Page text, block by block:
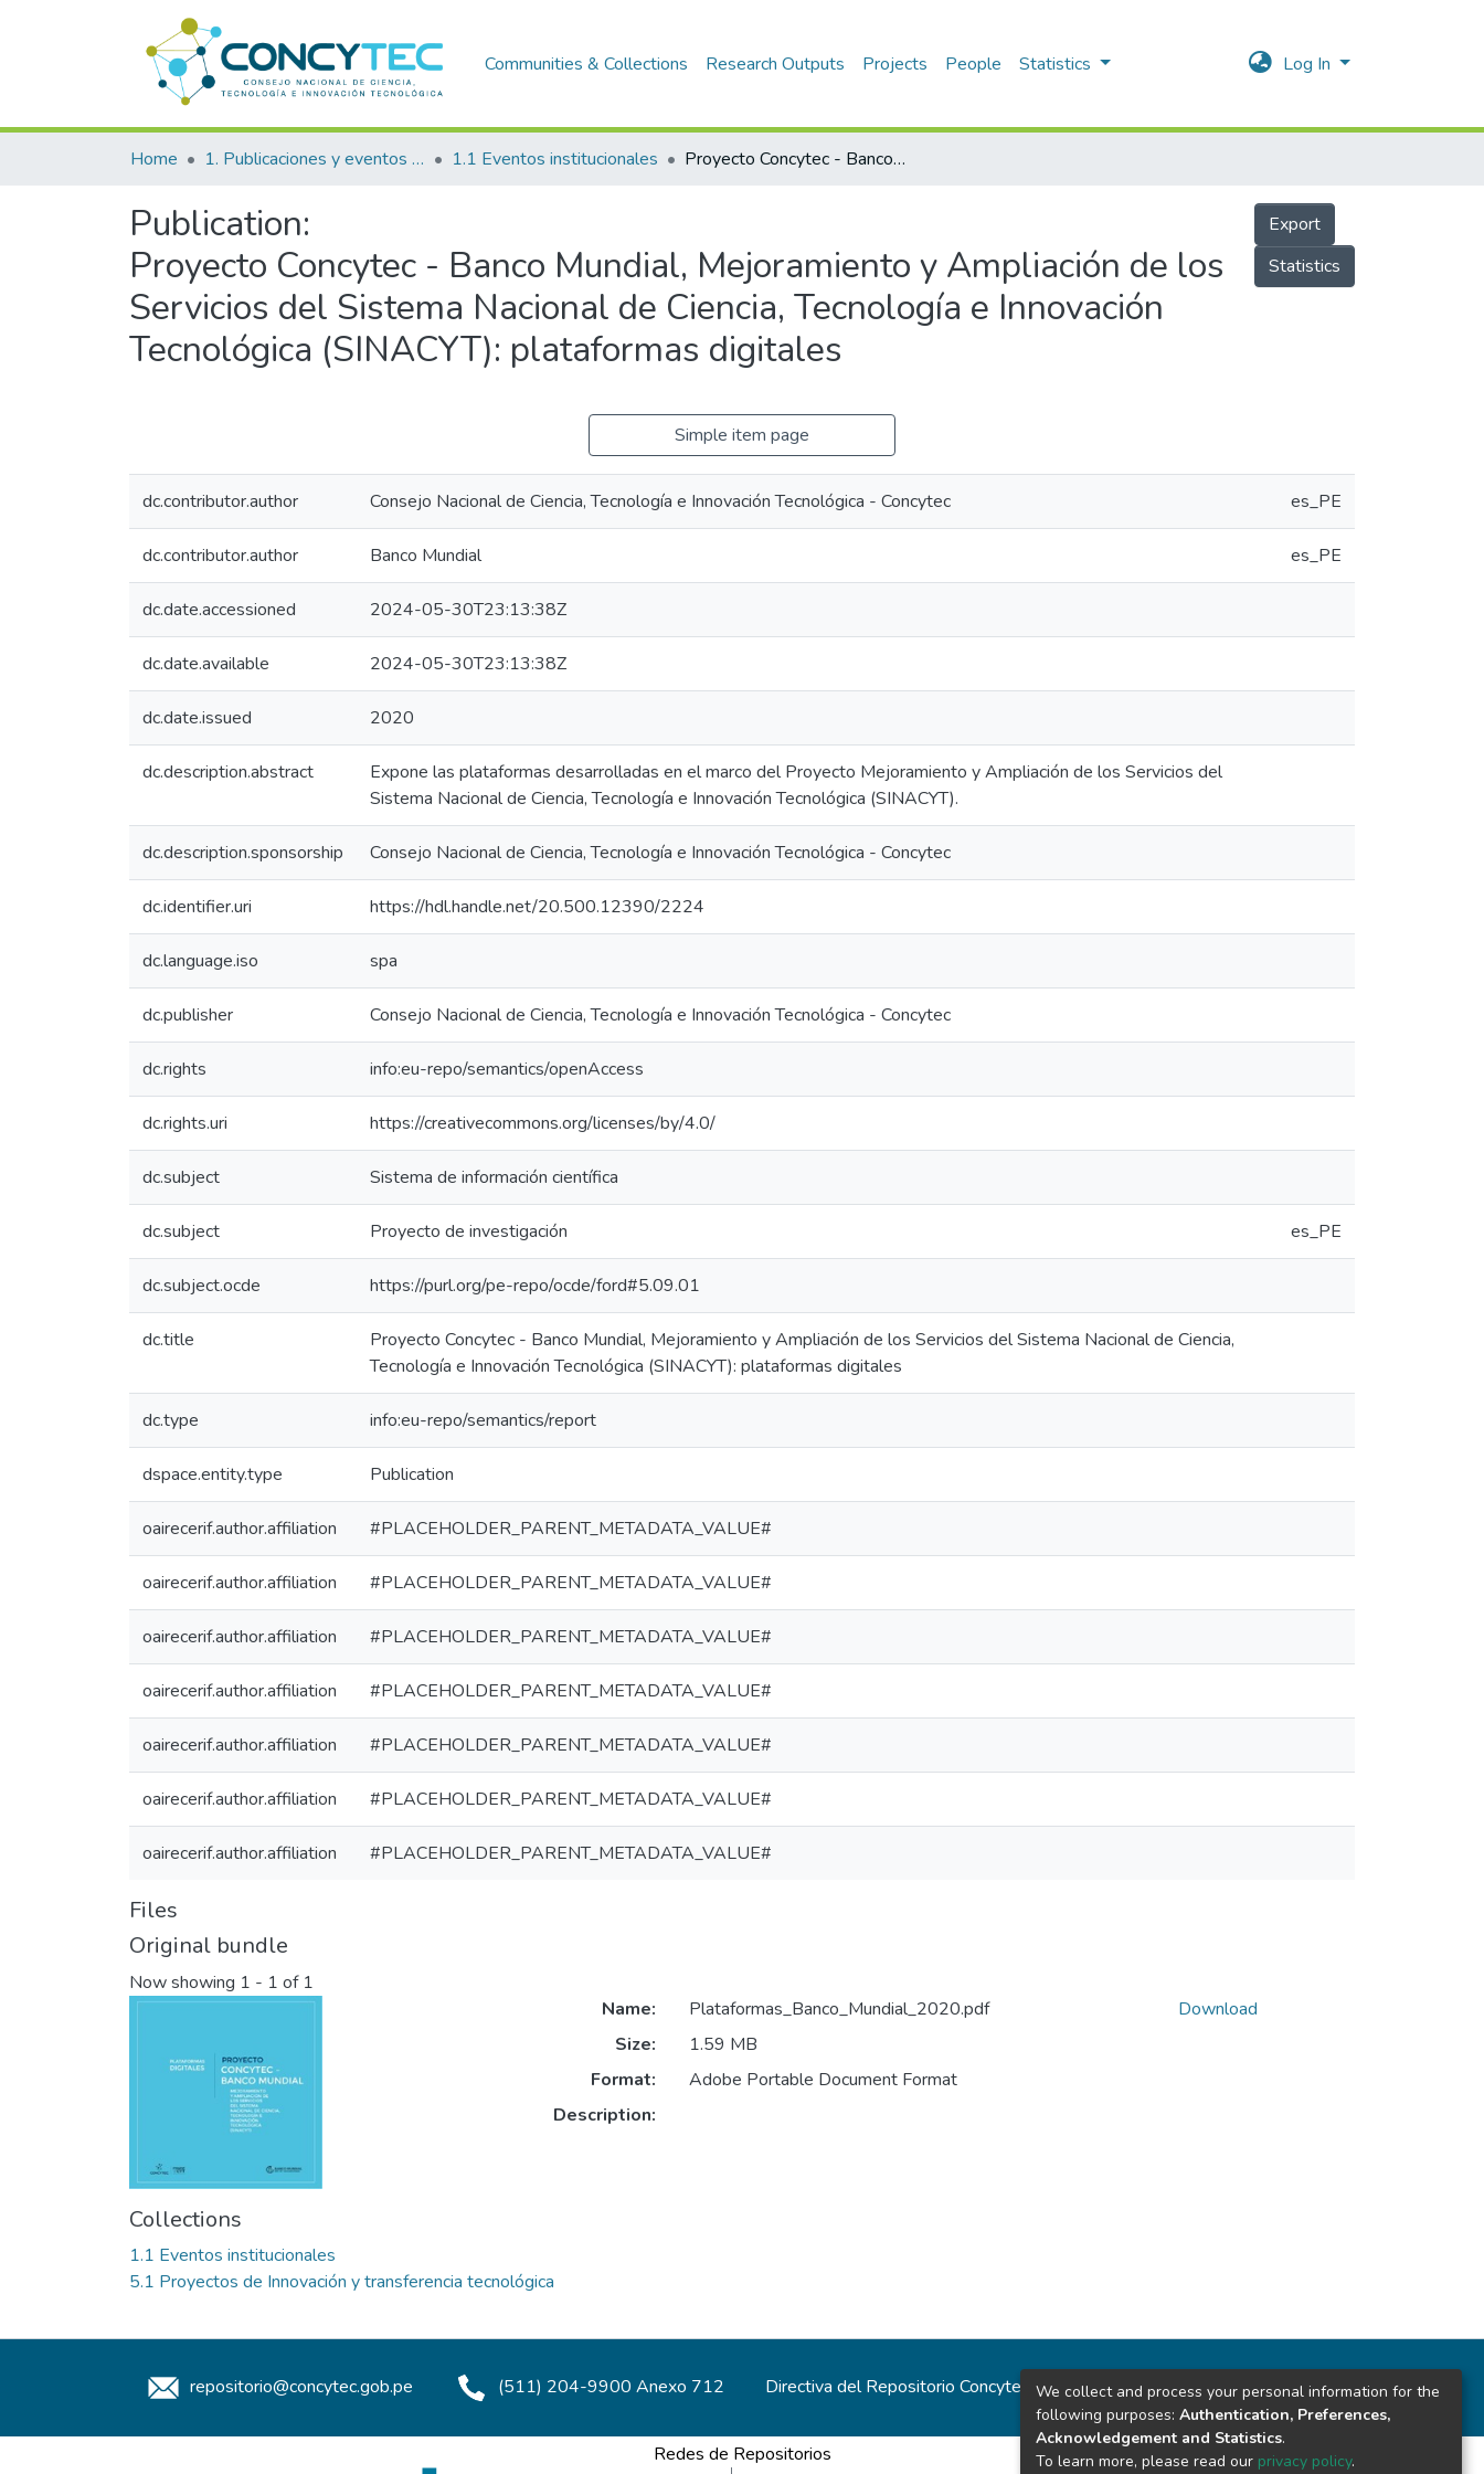
Communities & Collections Research Outputs Projects People Statistics Log In
Home 1. Publicaciones y eventos institucionales 1.1 Eventos institucionales Proyecto Concytec - Banco Mundial, Mejoramiento y Ampliación de los Servicios del Sistema Nacional de Ciencia, Tecnología e Innovación Tecnológica (SINACYT): plataformas digitales
Publication:
Proyecto Concytec - Banco Mundial, Mejoramiento y Ampliación de los
Servicios del Sistema Nacional de Ciencia, Tecnología e Innovación
Tecnológica (SINACYT): plataformas digitales
Export
Statistics
Simple item page
dc.contributor.author Consejo Nacional de Ciencia, Tecnología e Innovación Tecnológica - Concytec es_PE
dc.contributor.author Banco Mundial es_PE
dc.date.accessioned 2024-05-30T23:13:38Z
dc.date.available 2024-05-30T23:13:38Z
dc.date.issued 2020
dc.description.abstract
Expone las plataformas desarrolladas en el marco del Proyecto Mejoramiento y Ampliación de los Servicios del
Sistema Nacional de Ciencia, Tecnología e Innovación Tecnológica (SINACYT).
dc.description.sponsorship Consejo Nacional de Ciencia, Tecnología e Innovación Tecnológica - Concytec
dc.identifier.uri https://hdl.handle.net/20.500.12390/2224
dc.language.iso spa
dc.publisher Consejo Nacional de Ciencia, Tecnología e Innovación Tecnológica - Concytec
dc.rights info:eu-repo/semantics/openAccess
dc.rights.uri https://creativecommons.org/licenses/by/4.0/
dc.subject Sistema de información científica
dc.subject Proyecto de investigación es_PE
dc.subject.ocde https://purl.org/pe-repo/ocde/ford#5.09.01
dc.title
Proyecto Concytec - Banco Mundial, Mejoramiento y Ampliación de los Servicios del Sistema Nacional de Ciencia,
Tecnología e Innovación Tecnológica (SINACYT): plataformas digitales
dc.type info:eu-repo/semantics/report
dspace.entity.type Publication
oairecerif.author.affiliation #PLACEHOLDER_PARENT_METADATA_VALUE#
oairecerif.author.affiliation #PLACEHOLDER_PARENT_METADATA_VALUE#
oairecerif.author.affiliation #PLACEHOLDER_PARENT_METADATA_VALUE#
oairecerif.author.affiliation #PLACEHOLDER_PARENT_METADATA_VALUE#
oairecerif.author.affiliation #PLACEHOLDER_PARENT_METADATA_VALUE#
oairecerif.author.affiliation #PLACEHOLDER_PARENT_METADATA_VALUE#
oairecerif.author.affiliation #PLACEHOLDER_PARENT_METADATA_VALUE#
Files
Original bundle
Now showing 1 - 1 of 1
Name:
Plataformas_Banco_Mundial_2020.pdf
Size:
1.59 MB
Format:
Adobe Portable Document Format
Description:
Download
Collections
1.1 Eventos institucionales
5.1 Proyectos de Innovación y transferencia tecnológica
repositorio@concytec.gob.pe (511) 204-9900 Anexo 712 Directiva del Repositorio Concytec Estadísticas del sitio
Redes de Repositorios
We collect and process your personal information for the
following purposes: Authentication, Preferences,
Acknowledgement and Statistics.
To learn more, please read our privacy policy.